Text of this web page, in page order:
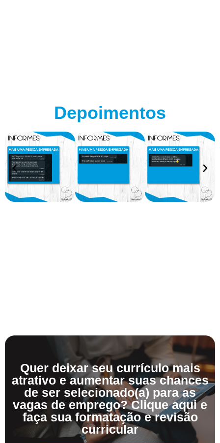
Depoimentos
Quer deixar seu currículo mais
atrativo e aumentar suas chances
de ser selecionado(a) para as
vagas de emprego? Clique aqui e
faça sua formatação e revisão
curricular